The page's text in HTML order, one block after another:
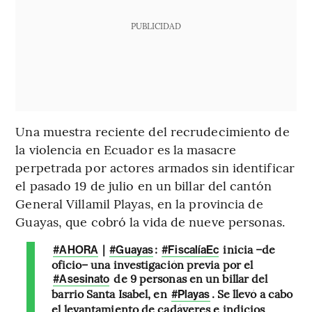
PUBLICIDAD
Una muestra reciente del recrudecimiento de
la violencia en Ecuador es la masacre
perpetrada por actores armados sin identificar
el pasado 19 de julio en un billar del cantón
General Villamil Playas, en la provincia de
Guayas, que cobró la vida de nueve personas.
#AHORA | #Guayas: #FiscalíaEc inicia –de
oficio– una investigación previa por el
#Asesinato de 9 personas en un billar del
barrio Santa Isabel, en #Playas . Se llevó a cabo
el levantamiento de cadáveres e indicios